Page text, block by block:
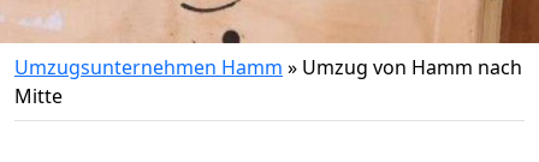
Umzugsunternehmen Hamm » Umzug von Hamm nach
Mitte